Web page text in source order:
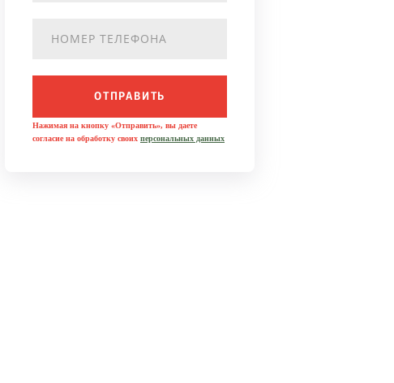
ОТПРАВИТЬ
Нажимая на кнопку «Отправить», вы даете
согласие на обработку своих персональных данных